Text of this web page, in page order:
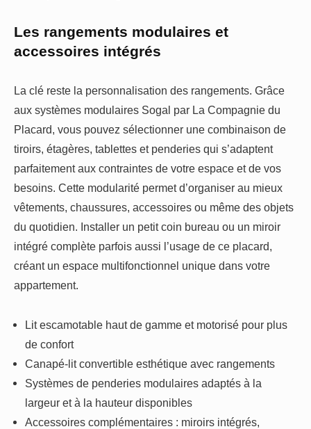
Les rangements modulaires et
accessoires intégrés
La clé reste la personnalisation des rangements. Grâce
aux systèmes modulaires Sogal par La Compagnie du
Placard, vous pouvez sélectionner une combinaison de
tiroirs, étagères, tablettes et penderies qui s’adaptent
parfaitement aux contraintes de votre espace et de vos
besoins. Cette modularité permet d’organiser au mieux
vêtements, chaussures, accessoires ou même des objets
du quotidien. Installer un petit coin bureau ou un miroir
intégré complète parfois aussi l’usage de ce placard,
créant un espace multifonctionnel unique dans votre
appartement.
Lit escamotable haut de gamme et motorisé pour plus
de confort
Canapé-lit convertible esthétique avec rangements
Systèmes de penderies modulaires adaptés à la
largeur et à la hauteur disponibles
Accessoires complémentaires : miroirs intégrés,